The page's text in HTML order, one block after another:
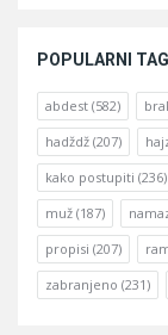
POPULARNI
abdest (582)
hadždž (207)
kako postupiti (236)
muž (187)
propisi (207)
zabranjeno (231)